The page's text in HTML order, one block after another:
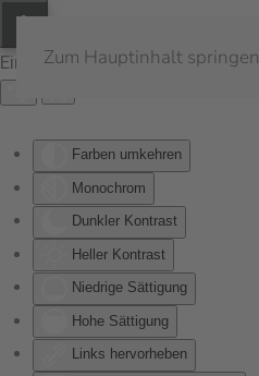
Eingabehilfen öffnen
Farben umkehren
Monochrom
Dunkler Kontrast
Heller Kontrast
Niedrige Sättigung
Hohe Sättigung
Links hervorheben
Zum Hauptinhalt springen